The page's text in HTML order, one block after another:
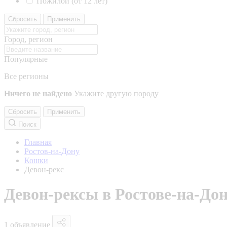
Сбросить Применить
Город, регион
Популярные
Все регионы
Ничего не найдено Укажите другую породу
Сбросить
Применить
Поиск
Главная
Ростов-на-Дону
Кошки
Девон-рекс
Девон-рексы в Ростове-на-
1 объявление